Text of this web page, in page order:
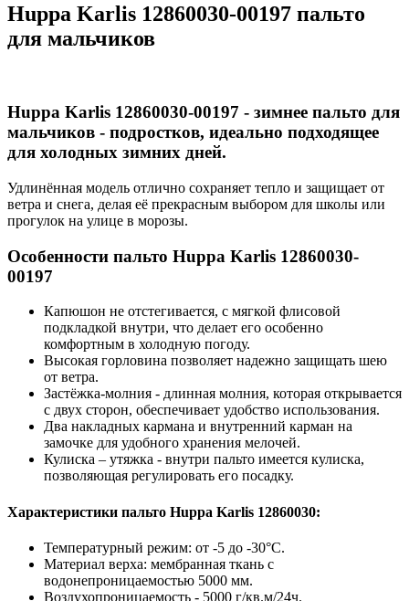
Huppa Karlis 12860030-00197 пальто
для мальчиков
Huppa Karlis 12860030-00197 - зимнее пальто для
мальчиков - подростков, идеально подходящее
для холодных зимних дней.
Удлинённая модель отлично сохраняет тепло и защищает от
ветра и снега, делая её прекрасным выбором для школы или
прогулок на улице в морозы.
Особенности пальто Huppa Karlis 12860030-
00197
Капюшон не отстегивается, с мягкой флисовой
подкладкой внутри, что делает его особенно
комфортным в холодную погоду.
Высокая горловина позволяет надежно защищать шею
от ветра.
Застёжка-молния - длинная молния, которая открывается
с двух сторон, обеспечивает удобство использования.
Два накладных кармана и внутренний карман на
замочке для удобного хранения мелочей.
Кулиска – утяжка - внутри пальто имеется кулиска,
позволяющая регулировать его посадку.
Характеристики пальто Huppa Karlis 12860030:
Температурный режим: от -5 до -30°C.
Материал верха: мембранная ткань с
водонепроницаемостью 5000 мм.
Воздухопроницаемость - 5000 г/кв.м/24ч.